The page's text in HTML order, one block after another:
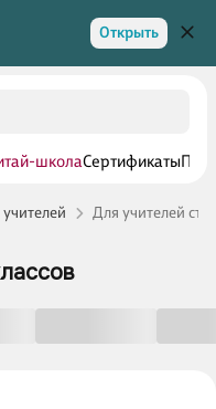
Открыть
школаСертификаты
Для учителей